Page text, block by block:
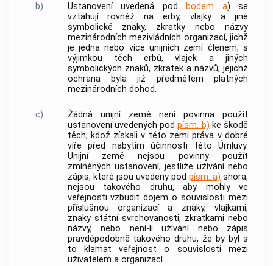
b)
Ustanovení uvedená pod bodem a) se
vztahují rovněž na erby, vlajky a jiné
symbolické znaky, zkratky nebo názvy
mezinárodních mezivládních organizací, jichž
je jedna nebo více unijních zemí členem, s
výjimkou těch erbů, vlajek a jiných
symbolických znaků, zkratek a názvů, jejichž
ochrana byla již předmětem platných
mezinárodních dohod.
c)
Žádná unijní země není povinna použít
ustanovení uvedených podpísm. b) ke škodě
těch, kdož získali v této zemi práva v dobré
víře před nabytím účinnosti této Úmluvy.
Unijní země nejsou povinny použít
zmíněných ustanovení, jestliže užívání nebo
zápis, které jsou uvedeny pod písm. a) shora,
nejsou takového druhu, aby mohly ve
veřejnosti vzbudit dojem o souvislosti mezi
příslušnou organizací a znaky, vlajkami,
znaky státní svrchovanosti, zkratkami nebo
názvy, nebo není-li užívání nebo zápis
pravděpodobně takového druhu, že by byl s
to klamat veřejnost o souvislosti mezi
uživatelem a organizací.